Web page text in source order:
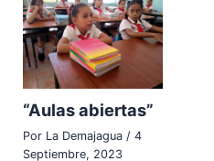
“Aulas abiertas”
Por La Demajagua / 4
Septiembre, 2023